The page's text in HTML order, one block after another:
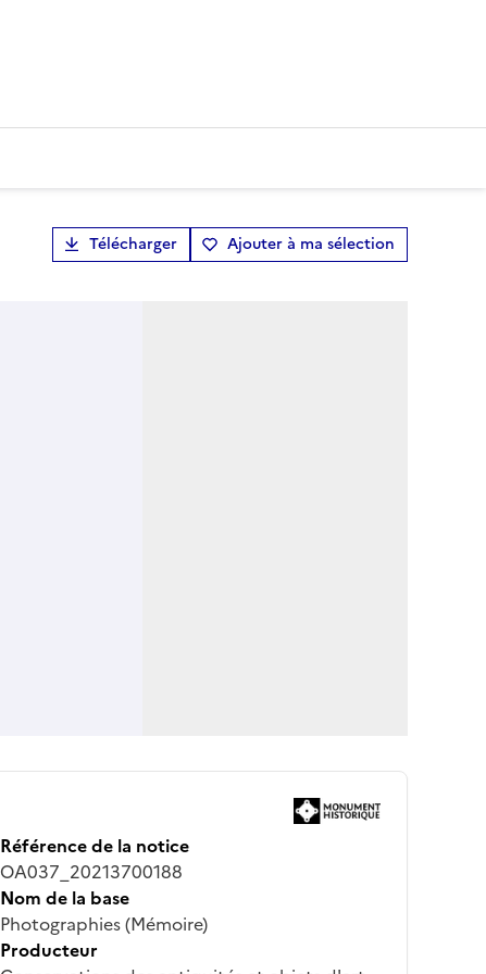
Télécharger Ajouter à ma sélection
Référence de la notice
OA037_20213700188
Nom de la base
Photographies (Mémoire)
Producteur